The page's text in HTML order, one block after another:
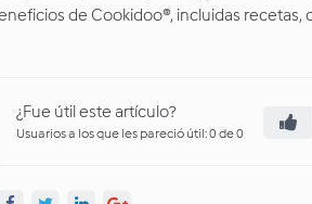
de Cookidoo®, incluidas recetas,
¿Fue útil este artículo?
Usuarios a los que les pareció útil: 0 de 0